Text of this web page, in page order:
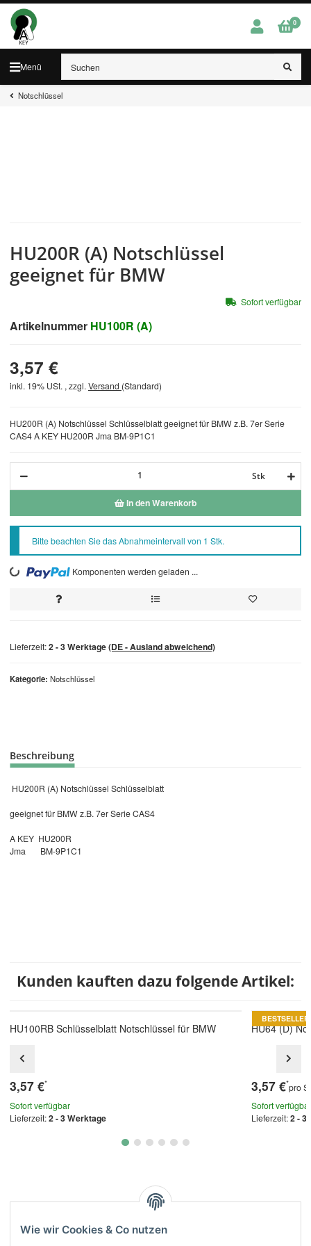
Menü
0
Notschlüssel
HU200R (A) Notschlüssel
geeignet für BMW
Artikelnummer HU100R (A)
Kategorie Notschlüssel
HU200R (A) Notschlüssel Schlüsselblatt geeignet für BMW z.B. 7er Serie
CAS4 A KEY HU200R Jma BM-9P1C1
3,57 €
inkl. 19% USt. , zzgl. Versand (Standard)
Stk
In den Warenkorb
xBitte beachten Sie das Abnahmeintervall von 1 Stk.
Loading... Komponenten werden geladen ...
Sofort verfügbar
Lieferzeit:2 - 3 Werktage(DE - Ausland abweichend)
Beschreibung
HU200R (A) Notschlüssel Schlüsselblatt
geeignet für BMW z.B. 7er Serie CAS4
A KEY HU200R
Jma BM-9P1C1
Kunden kauften dazu folgende Artikel:
HU100RB Schlüsselblatt Notschlüssel für BMW
3,57 €*
Sofort verfügbar
Lieferzeit:2 - 3 Werktage
BESTSELLER
HU64 (D)
3,57 €*pro
Sofort verfügbar
Lieferzeit:2 - 3
Wie wir Cookies & Co nutzen